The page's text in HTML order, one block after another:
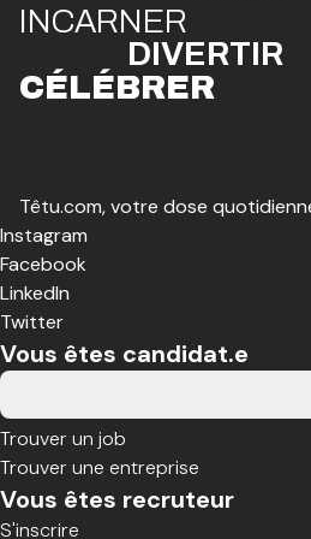
INCARNER
DIVERTIR
CÉLÉBRER
Têtu.com, votre dose
Instagram
Facebook
LinkedIn
Twitter
Vous êtes candidat.e
Trouver un job
Trouver une entreprise
Vous êtes recruteur
S'inscrire